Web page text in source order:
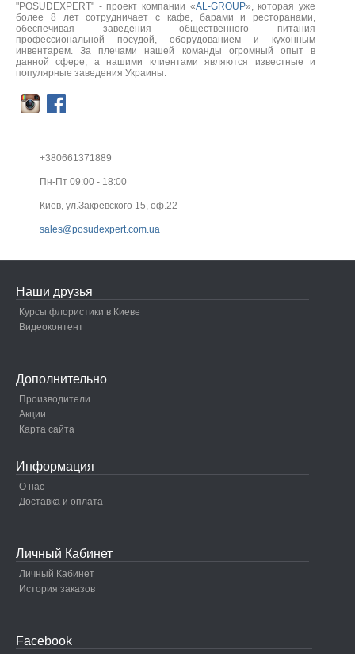
"POSUDEXPERT" - проект компании «AL-GROUP», которая уже
более 8 лет сотрудничает с кафе, барами и ресторанами,
обеспечивая заведения общественного питания
профессиональной посудой, оборудованием и кухонным
инвентарем. За плечами нашей команды огромный опыт в
данной сфере, а нашими клиентами являются известные и
популярные заведения Украины.
+380661371889
Пн-Пт 09:00 - 18:00
Киев, ул.Закревского 15, оф.22
sales@posudexpert.com.ua
Наши друзья
Курсы флористики в Киеве
Видеоконтент
Дополнительно
Производители
Акции
Карта сайта
Информация
О нас
Доставка и оплата
Личный Кабинет
Личный Кабинет
История заказов
Facebook